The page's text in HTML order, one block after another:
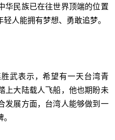
华民族已在往世界顶端的位置
人能拥有梦想、勇敢追梦。
武表示，希望有一天台湾青
上大陆载人飞船，他也期盼未
发展方面，台湾人能够做到一